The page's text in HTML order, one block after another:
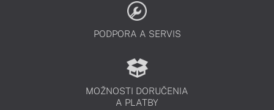
PODPORA A SERVIS
MOŽNOSTI DORUČENIA
A PLATBY